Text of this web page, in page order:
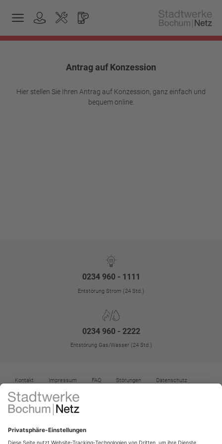
Antrag auf Konzession
Hier stellen Sie Ihren Antrag auf Konzession, ganz einfach und
bequem online.
0234 960 - 1111
Entstörung Strom (24 Std.)
0234 960 - 2222
Entstörung Gas/Wasser (24 Std.)
Kontakt Impressum FAQ Störungen
Datenschutz
Datenschutz-Einstellungen
Vertrag widerrufen